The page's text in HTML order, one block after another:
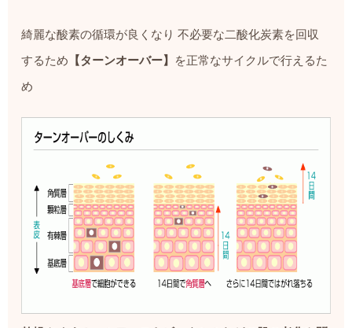
綺麗な酸素の循環が良くなり 不必要な二酸化炭素を回収
するため 【ターンオーバー】 を正常なサイクルで行えるた
め